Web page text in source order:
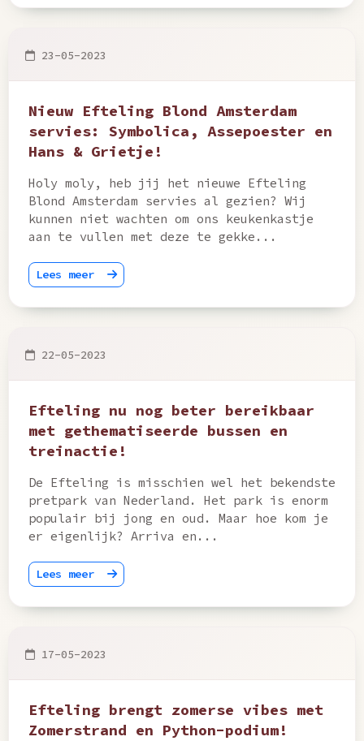
23-05-2023
Nieuw Efteling Blond Amsterdam
servies: Symbolica, Assepoester en
Hans & Grietje!
Holy moly, heb jij het nieuwe Efteling
Blond Amsterdam servies al gezien? Wij
kunnen niet wachten om ons keukenkastje
aan te vullen met deze te gekke...
Lees meer
22-05-2023
Efteling nu nog beter bereikbaar
met gethematiseerde bussen en
treinactie!
De Efteling is misschien wel het bekendste
pretpark van Nederland. Het park is enorm
populair bij jong en oud. Maar hoe kom je
er eigenlijk? Arriva en...
Lees meer
17-05-2023
Efteling brengt zomerse vibes met
Zomerstrand en Python-podium!